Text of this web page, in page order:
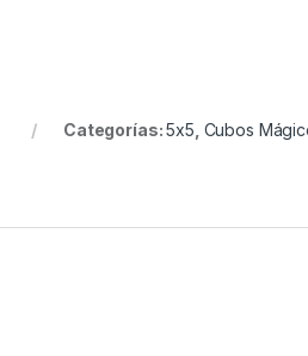
Categorías:5x5 Cubos